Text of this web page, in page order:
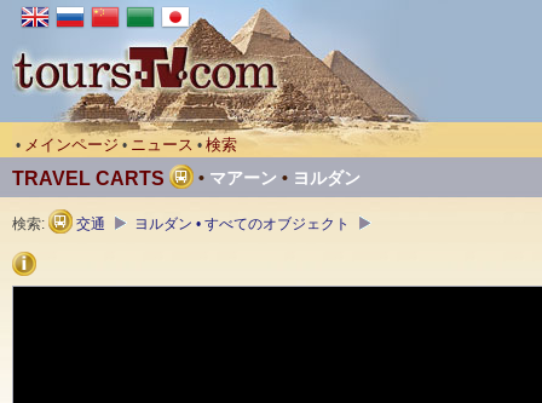
• メインページ • ニュース • 検索
TRAVEL CARTS • マアーン • ヨルダン
検索: 交通 ヨルダン • すべてのオブジェクト